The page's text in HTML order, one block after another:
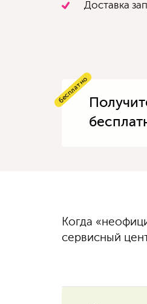
Доставка
бесплатно
Когда
сервисный
гарантируем
качество